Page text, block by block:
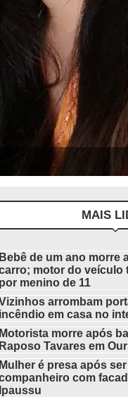
MAIS
Bebê de um ano morre
motor do veículo
por menino de 11
arrombam
incêndio em casa no
Motorista morre após
Raposo Tavares em
Mulher é presa após
com
Ipaussu